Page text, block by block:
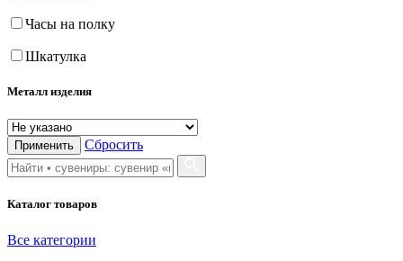
Часы на полку
Шкатулка
Металл изделия
Применить Сбросить
Каталог товаров
Все категории